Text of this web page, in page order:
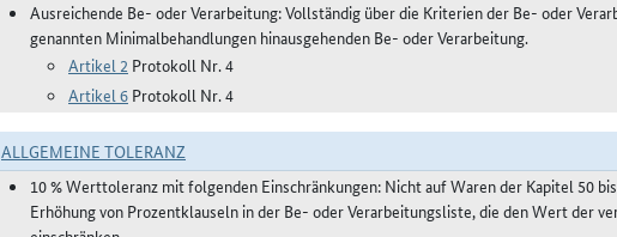
Ausreichende Be- oder Verarbeitung: Vollständig über die Kriterien der Be- oder
genannten Minimalbehandlungen hinausgehenden Be- oder Verarbeitung.
Artikel 2 Protokoll Nr. 4
Artikel 6 Protokoll Nr. 4
ALLGEMEINE TOLERANZ
10 % Werttoleranz mit folgenden Einschränkungen: Nicht auf Waren der Kapitel 50
Erhöhung von Prozentklauseln in der Be- oder Verarbeitungsliste, die den Wert der